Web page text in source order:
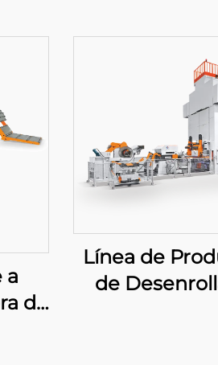
a
de
Línea de
de